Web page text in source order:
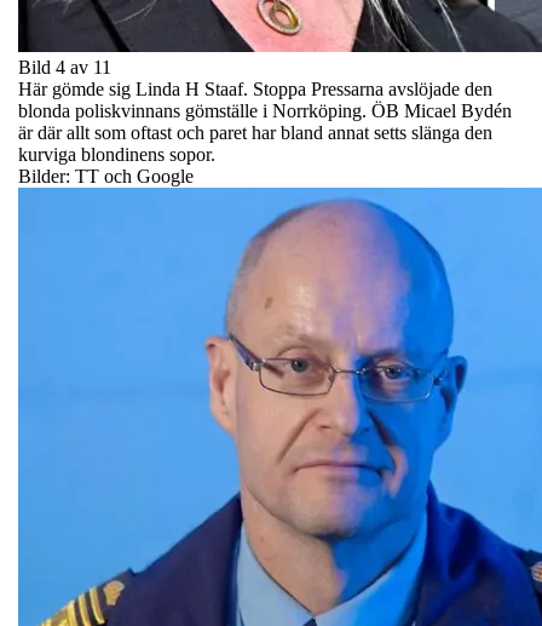
Bild 4 av 11
Här gömde sig Linda H Staaf. Stoppa Pressarna avslöjade den
blonda poliskvinnans gömställe i Norrköping. ÖB Micael Bydén
är där allt som oftast och paret har bland annat setts slänga den
kurviga blondinens sopor.
Bilder: TT och Google